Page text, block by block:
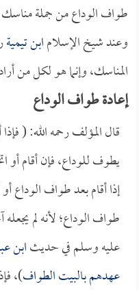
طواف الوداع من جملة
وعند شيخ الإسلامابن تيمية
المناسك، وإنما هو لكل من
إعادة طواف الوداع
قال المؤلف رحمه الله: (
يطوف للوداع، فإن أقام أو
إذا أقام بعد طواف الوداع
طواف الوداع؛ لأنه لم
عليه وسلم في حديثابن
عهدهم بالبيت الطواف)،